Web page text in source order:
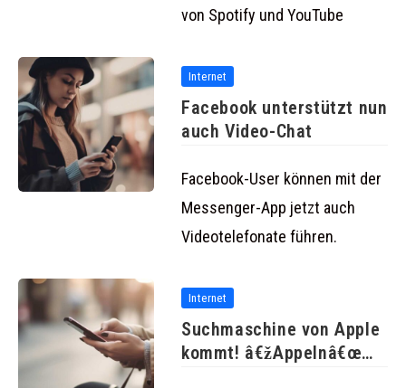
von Spotify und YouTube
Internet
Facebook unterstützt nun
auch Video-Chat
Facebook-User können mit der
Messenger-App jetzt auch
Videotelefonate führen.
Internet
Suchmaschine von Apple
kommt! â€žAppelnâ€œ